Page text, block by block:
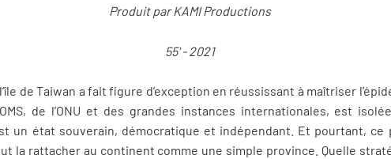
Produit par KAMI Productions
55' - 2021
de Taiwan a fait figure d’exception en réussissant à maîtriser
de l’ONU et des grandes instances internationales, est
un état souverain, démocratique et indépendant. Et pourtant,
la rattacher au continent comme une simple province. Quelle